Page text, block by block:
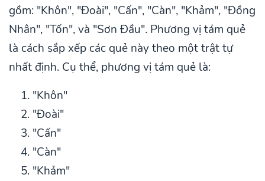
gồm: "Khôn", "Đoài", "Cấn", "Càn", "Khảm", "Đồng
Nhân", "Tốn", và "Sơn Đầu". Phương vị tám quẻ
là cách sắp xếp các quẻ này theo một trật tự
nhất định. Cụ thể, phương vị tám quẻ là:
"Khôn"
"Đoài"
"Cấn"
"Càn"
"Khảm"